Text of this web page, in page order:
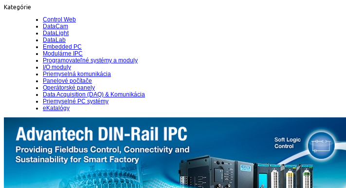
Kategórie
Control Web
DataCam
DataLight
DataLab
Embedded PC
Modulárne IPC
Programovateľné systémy a moduly
I/O moduly
Priemyselná komunikácia
Panelové počítače
Operátorské panely
Data Acquisition (DAQ) & Komunikácia
Priemyselné PC systémy
eKatalógy